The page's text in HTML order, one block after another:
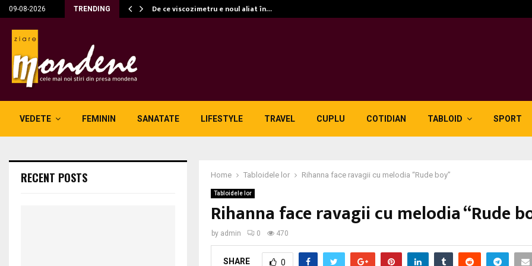
09-08-2026 TRENDING De ce viscozimetru e noul aliat în…
VEDETE FEMININ SANATATE LIFESTYLE TRAVEL CUPLU COTIDIAN TABLOID SPORT
Home Tabloidele lor Rihanna face ravagii cu melodia “Rude boy”
Tabloidele lor
Rihanna face ravagii cu melodia “Rude
by admin 0 470
SHARE 0
RECENT POSTS